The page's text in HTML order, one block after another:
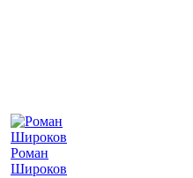
Роман
Широков